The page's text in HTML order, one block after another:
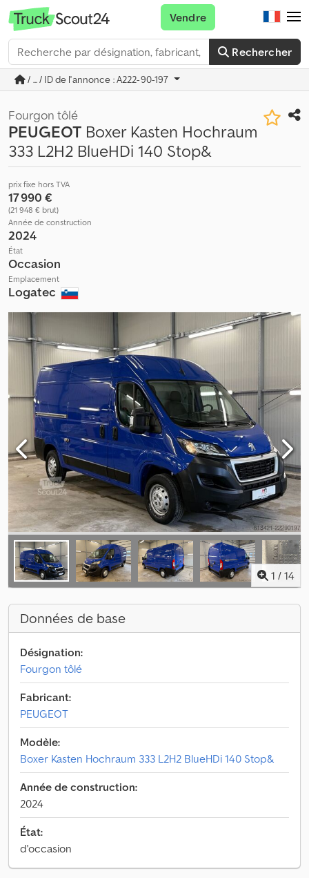
Rechercher
Vendre
/ ... / ID de l'annonce : A222-90-197
Fourgon tôlé
PEUGEOT Boxer Kasten Hochraum
333 L2H2 BlueHDi 140 Stop&
prix fixe hors TVA
17 990 €
(21 948 € brut)
Année de construction
2024
État
Occasion
Emplacement
Logatec
1 / 14
Données de base
Désignation:
Fourgon tôlé
Fabricant:
PEUGEOT
Modèle:
Boxer Kasten Hochraum 333 L2H2 BlueHDi 140 Stop&
Année de construction:
2024
État:
d'occasion